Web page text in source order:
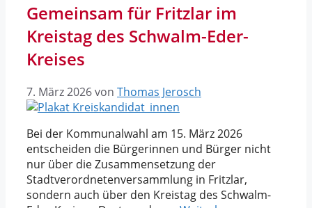
Gemeinsam für Fritzlar im
Kreistag des Schwalm-Eder-
Kreises
7. März 2026von Thomas Jerosch
Bei der Kommunalwahl am 15. März 2026
entscheiden die Bürgerinnen und Bürger nicht
nur über die Zusammensetzung der
Stadtverordnetenversammlung in Fritzlar,
sondern auch über den Kreistag des Schwalm-